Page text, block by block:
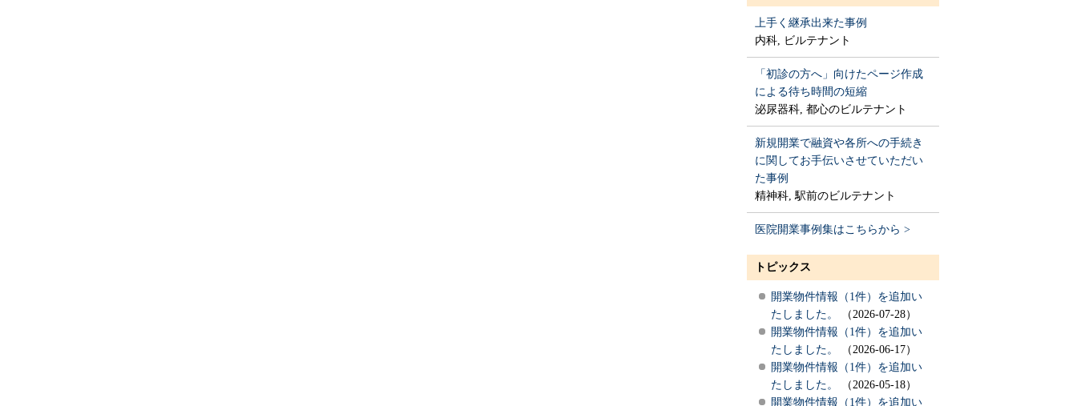
上手く継承出来た事例
内科, ビルテナント
「初診の方へ」向けたページ作成
による待ち時間の短縮
泌尿器科, 都心のビルテナント
新規開業で融資や各所への手続き
に関してお手伝いさせていただい
た事例
精神科, 駅前のビルテナント
医院開業事例集はこちらから >
トピックス
開業物件情報（1件）を追加い
たしました。
（2026-07-28）
開業物件情報（1件）を追加い
たしました。
（2026-06-17）
開業物件情報（1件）を追加い
たしました。
（2026-05-18）
開業物件情報（1件）を追加い